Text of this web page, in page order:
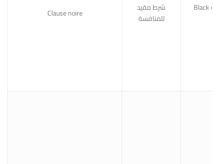
Clause noire
شرط مقيد
للمنافسة
Black